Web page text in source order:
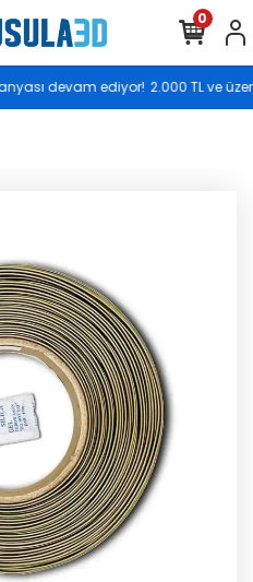
siparişler aynı gün
devam ediyor! 2.000 TL ve üzeri
0